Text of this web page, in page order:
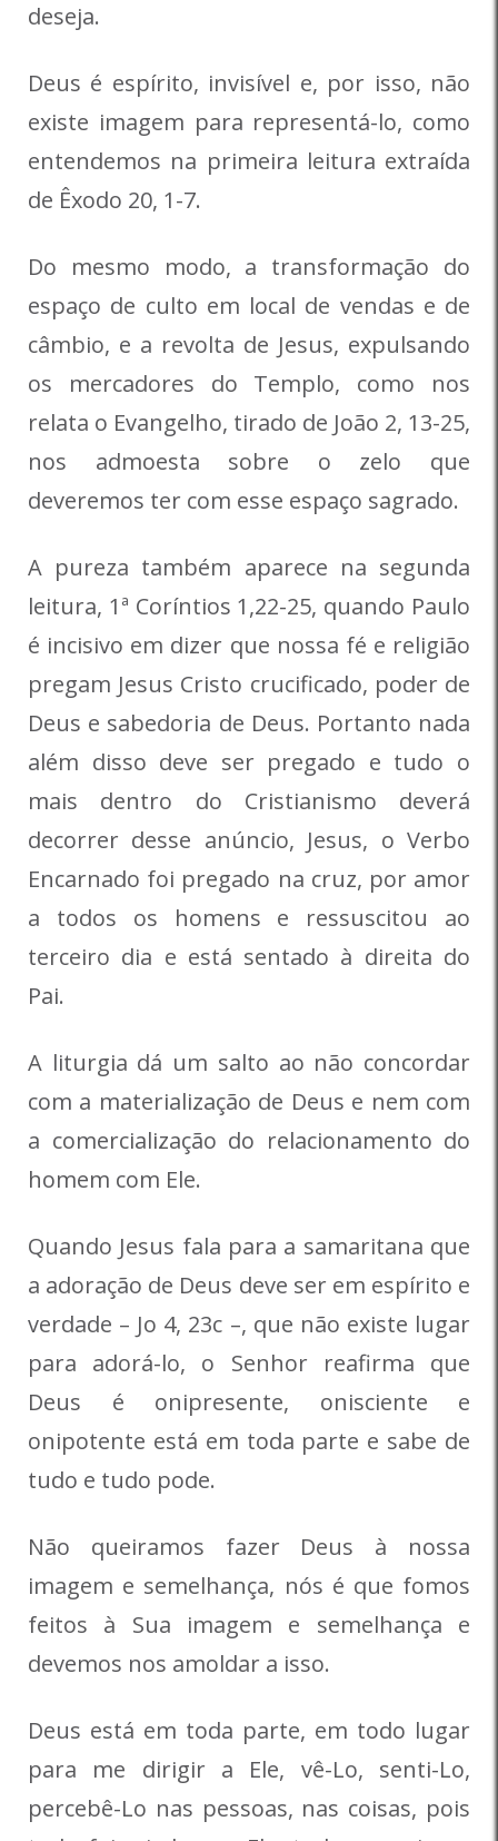
deseja.
Deus é espírito, invisível e, por isso, não
existe imagem para representá-lo, como
entendemos na primeira leitura extraída
de Êxodo 20, 1-7.
Do mesmo modo, a transformação do
espaço de culto em local de vendas e de
câmbio, e a revolta de Jesus, expulsando
os mercadores do Templo, como nos
relata o Evangelho, tirado de João 2, 13-25,
nos admoesta sobre o zelo que
deveremos ter com esse espaço sagrado.
A pureza também aparece na segunda
leitura, 1ª Coríntios 1,22-25, quando Paulo
é incisivo em dizer que nossa fé e religião
pregam Jesus Cristo crucificado, poder de
Deus e sabedoria de Deus. Portanto nada
além disso deve ser pregado e tudo o
mais dentro do Cristianismo deverá
decorrer desse anúncio, Jesus, o Verbo
Encarnado foi pregado na cruz, por amor
a todos os homens e ressuscitou ao
terceiro dia e está sentado à direita do
Pai.
A liturgia dá um salto ao não concordar
com a materialização de Deus e nem com
a comercialização do relacionamento do
homem com Ele.
Quando Jesus fala para a samaritana que
a adoração de Deus deve ser em espírito e
verdade – Jo 4, 23c –, que não existe lugar
para adorá-lo, o Senhor reafirma que
Deus é onipresente, onisciente e
onipotente está em toda parte e sabe de
tudo e tudo pode.
Não queiramos fazer Deus à nossa
imagem e semelhança, nós é que fomos
feitos à Sua imagem e semelhança e
devemos nos amoldar a isso.
Deus está em toda parte, em todo lugar
para me dirigir a Ele, vê-Lo, senti-Lo,
percebê-Lo nas pessoas, nas coisas, pois